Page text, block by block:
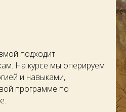
подходит
На курсе мы оперируем
и навыками,
программе по